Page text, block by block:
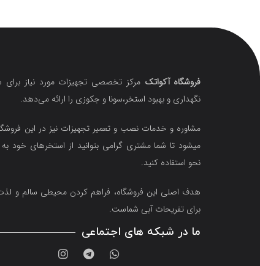
فروشگاه آکواتک مرکز تخصصی تجهیزات مورد نیاز
نگهداری و بهبود استخر،سونا و جکوزی را ارائه می‌دهد.
مشاوره و خدمات نصب و تعمیر تجهیزات نیز در این
میشود تا شما مشتری گرامی بتوانید از استخرهای خود به
نحو استفاده کنید.
هدف اصلی این فروشگاه‌، فراهم کردن محیطی سالم و
برای تفریحات آبی شماست.
ما در شبکه های اجتماعی